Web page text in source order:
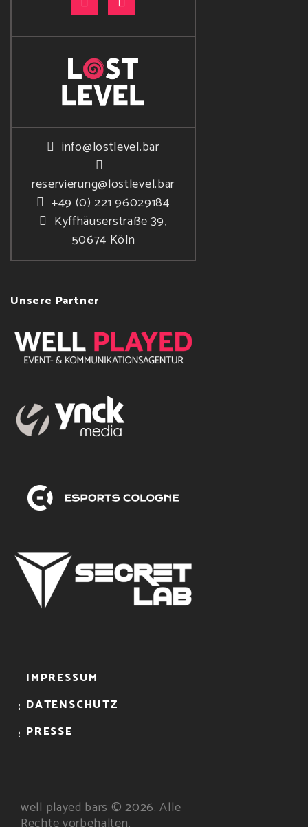
info@lostlevel.bar
reservierung@lostlevel.bar
+49 (0) 221 96029184
Kyffhäuserstraße 39,
50674 Köln
Unsere Partner
IMPRESSUM
DATENSCHUTZ
PRESSE
well played bars © 2026. Alle